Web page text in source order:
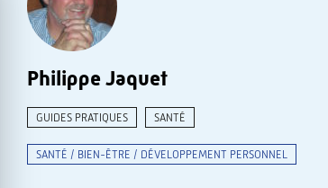
Philippe Jaquet
GUIDES PRATIQUES SANTÉ
SANTÉ / BIEN-ÊTRE / DÉVELOPPEMENT PERSONNEL